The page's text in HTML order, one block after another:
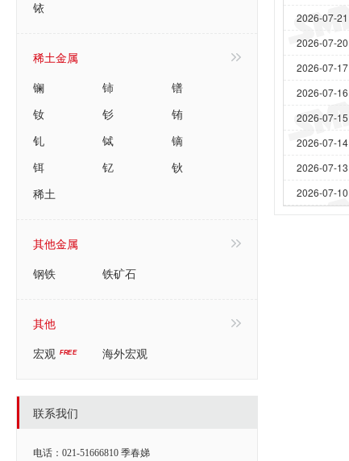
铱
稀土金属
镧
铈
镨
钕
钐
铕
钆
铽
镝
铒
钇
钬
稀土
其他金属
钢铁
铁矿石
其他
宏观
海外宏观
联系我们
电话：021-51666810 季春娣
2026-07-21
2026-07-20
2026-07-17
2026-07-16
2026-07-15
2026-07-14
2026-07-13
2026-07-10